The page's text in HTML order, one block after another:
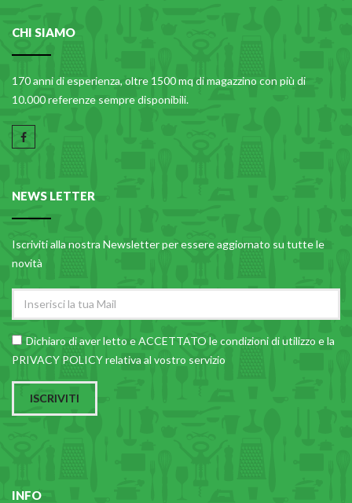
CHI SIAMO
170 anni di esperienza, oltre 1500 mq di magazzino con più di
10.000 referenze sempre disponibili.
NEWS LETTER
Iscriviti alla nostra Newsletter per essere aggiornato su tutte le
novità
Dichiaro di aver letto e ACCETTATO lecondizioni di utilizzo e la
PRIVACY POLICY relativa al vostro servizio
ISCRIVITI
INFO